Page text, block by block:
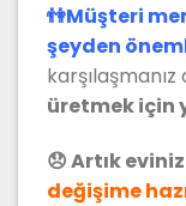
👫Müşteri
şeyden
üretmek için
😞 Artık
değişime